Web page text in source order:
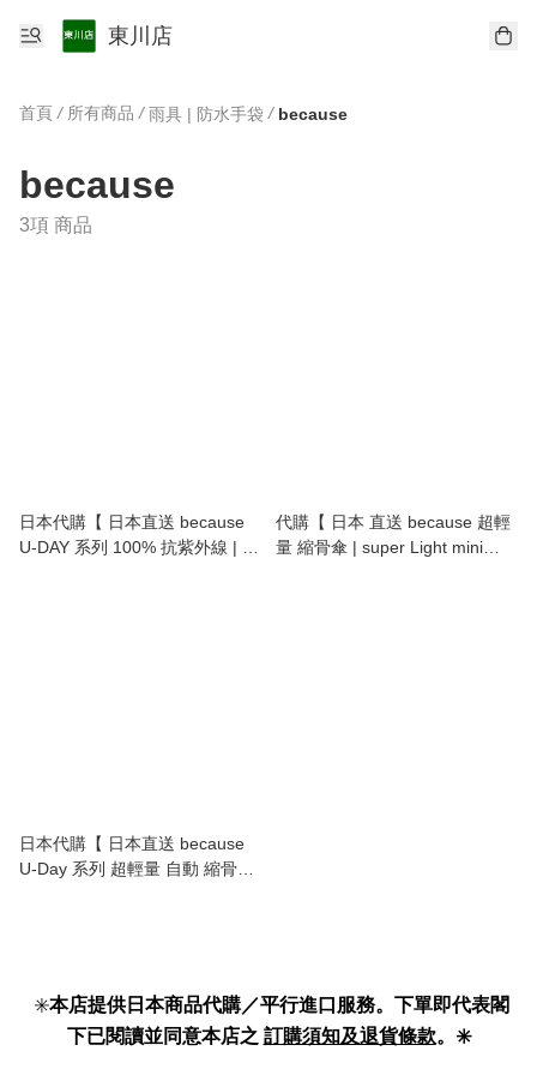
東川店
首頁 / 所有商品 / 雨具 | 防水手袋 / because
because
3項 商品
日本代購【 日本直送 because
U-DAY 系列 100% 抗紫外線 | 遮
代購【 日本 直送 because 超輕
量 縮骨傘 | super Light mini
日本代購【 日本直送 because
U-Day 系列 超輕量 自動 縮骨遮
✳️本店提供日本商品代購／平行進口服務。下單即代表閣
下已閱讀並同意本店之 訂購須知及退貨條款。✳️